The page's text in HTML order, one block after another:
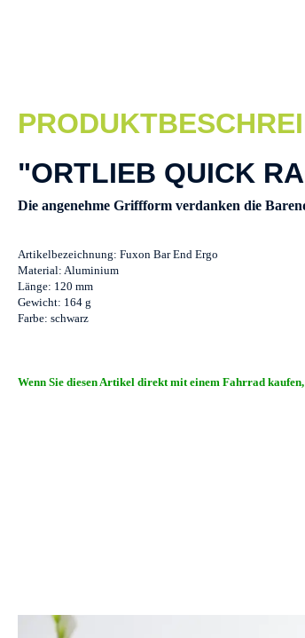
"ORTLIEB QUICK
Die angenehme Griffform verdanken die
Artikelbezeichnung: Fuxon Bar End Ergo
Material: Aluminium
Länge: 120 mm
Gewicht: 164 g
Farbe: schwarz
Wenn Sie diesen Artikel direkt mit einem Fahrrad